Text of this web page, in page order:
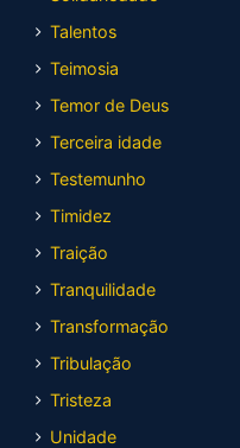
Talentos
Teimosia
Temor de Deus
Terceira idade
Testemunho
Timidez
Traição
Tranquilidade
Transformação
Tribulação
Tristeza
Unidade